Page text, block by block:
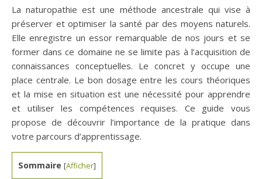
La naturopathie est une méthode ancestrale qui vise à
préserver et optimiser la santé par des moyens naturels.
Elle enregistre un essor remarquable de nos jours et se
former dans ce domaine ne se limite pas à l’acquisition de
connaissances conceptuelles. Le concret y occupe une
place centrale. Le bon dosage entre les cours théoriques
et la mise en situation est une nécessité pour apprendre
et utiliser les compétences requises. Ce guide vous
propose de découvrir l’importance de la pratique dans
votre parcours d’apprentissage.
Sommaire [Afficher]